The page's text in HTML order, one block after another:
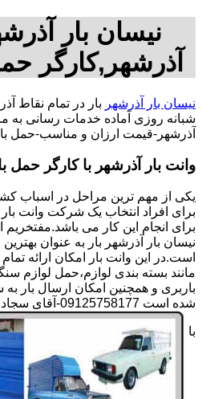
نیسان بار
آذرشهر,کارگر
نیسان بار آذرشهر بار در تمام نقاط
شبانه روزی آماده خدمات رسانی به
آذرشهر-قیمت ارزان و مناسب-حمل
وانت بار آذرشهر با کارگر حمل
یکی از مهم ترین مراحل در اسباب
برای افراد انتخاب یک شرکت وانت
برای انجام این کار می باشد.مفتخریم
نیسان بار آذرشهر بار به عنوان
است.در این وانت بار امکان ارائه
مانند بسته بندی لوازم،حمل لوازم
باربری و همچنین امکان ارسال بار به
شده است 09125758177-آقای سجاد فتاحی.
با